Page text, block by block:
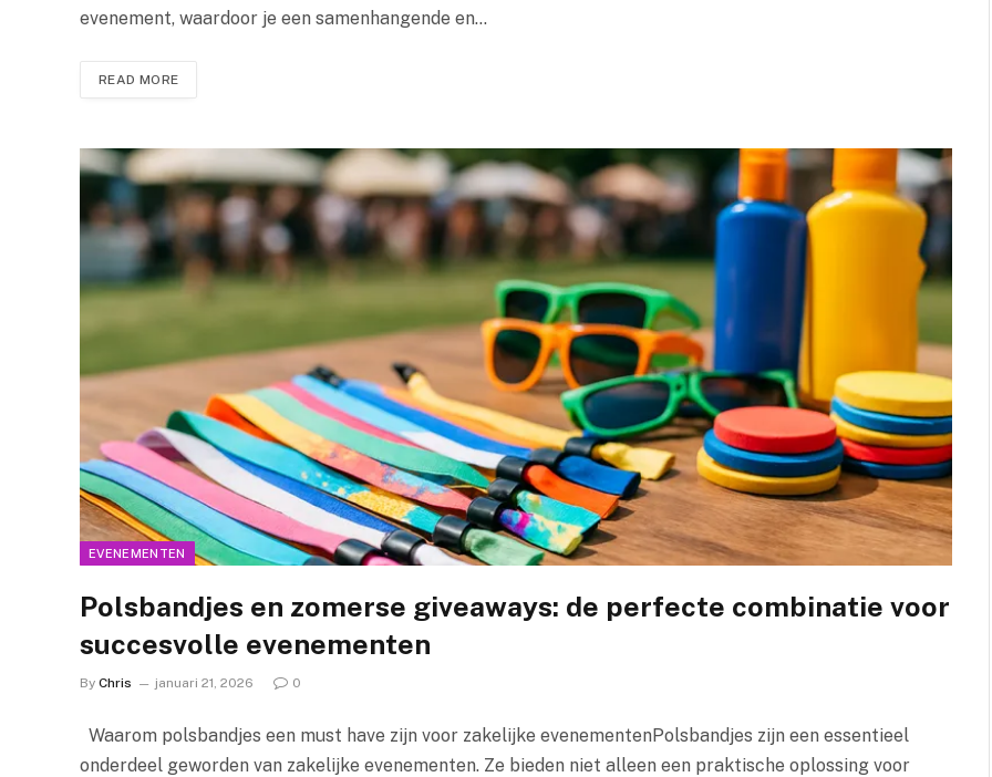
evenement, waardoor je een samenhangende en…
READ MORE
EVENEMENTEN
Polsbandjes en zomerse giveaways: de perfecte combinatie voor
succesvolle evenementen
By Chris januari 21, 2026 0
Waarom polsbandjes een must have zijn voor zakelijke evenementenPolsbandjes zijn een essentieel
onderdeel geworden van zakelijke evenementen. Ze bieden niet alleen een praktische oplossing voor